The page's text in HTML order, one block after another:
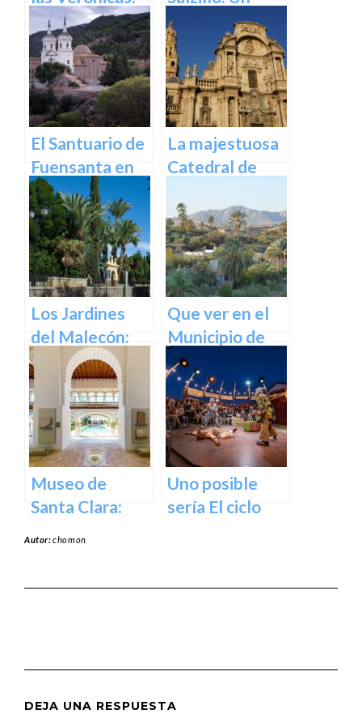
descubre el
mercado más
emblemático
de Murcia
Tesoro de la
Escultura
Barroca en
España en
Murcia
El Santuario de
Fuensanta en
Murcia: Un
Lugar de
Devoción y
Belleza Natural
La majestuosa
Catedral de
tesoro
arquitectónico
y cultural
Los Jardines
del Malecón:
Un Oasis en la
Ciudad.
Que ver en el
Municipio de
Abanilla en
Murcia en
Murcia
Museo de
Santa Clara:
Uno posible
sería El ciclo
Autor:chomon
DEJA UNA RESPUESTA